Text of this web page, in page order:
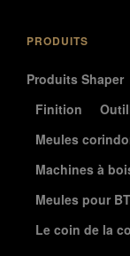
PRODUITS
Produits Shaper
Finition
Meules
Machines à
Meules pour
Le coin de la